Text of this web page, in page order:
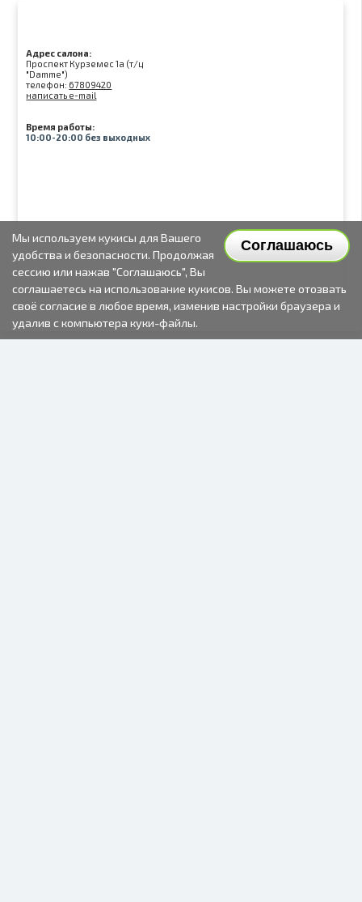
Адрес салона:
Проспект Курземес 1а (т/ц
"Damme")
телефон: 67809420
написать e-mail
Время работы:
10:00-20:00 без выходных
Соглашаюсь
Мы используем кукисы для Вашего
удобства и безопасности. Продолжая
сессию или нажав "Соглашаюсь", Вы
соглашаетесь на использование кукисов. Вы можете отозвать
своё согласие в любое время, изменив настройки браузера и
удалив с компьютера куки-файлы.